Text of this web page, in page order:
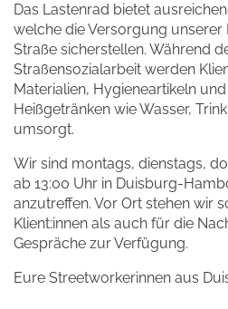
Das Lastenrad bietet
welche die Versorgung unserer
Straße sicherstellen. Während
Straßensozialarbeit werden
Materialien, Hygieneartikeln
Heißgetränken wie Wasser,
umsorgt.
Wir sind montags, dienstags,
ab 13:00 Uhr in Duisburg-
anzutreffen. Vor Ort stehen wir
Klient:innen als auch für die
Gespräche zur Verfügung.
Eure Streetworkerinnen aus